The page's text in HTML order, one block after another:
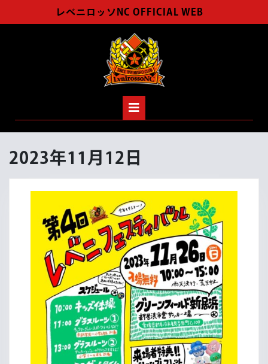
to
レベニロッソNC OFFICIAL WEB
2023年11月12日